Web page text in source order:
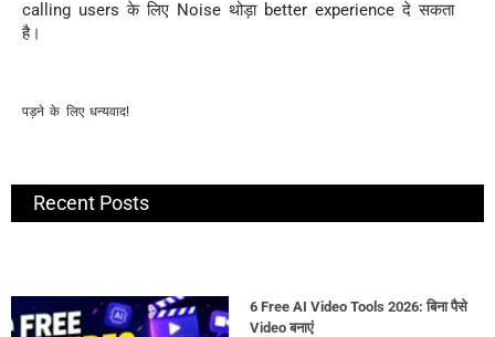
calling users के लिए Noise थोड़ा better experience दे सकता
है।
पड़ने के लिए धन्यवाद!
Recent Posts
6 Free AI Video Tools 2026: बिना पैसे
Video बनाएं